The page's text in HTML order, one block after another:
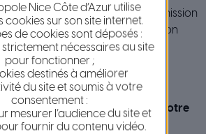
du Nettoiement, a pour mission
à toute demande d’intervention
de lutter efficacement contre la
au cadre de vie et à
ville.
signaler toute souillure de notre
MAIRIE au 3906
Nice Côte d’Azur utilise
cookies sur son site internet.
de cookies sont déposés :
strictement nécessaires au site
pour fonctionner ;
destinés à améliorer
du site et soumis à votre
consentement :
mesurer l’audience du site et
fournir du contenu vidéo.